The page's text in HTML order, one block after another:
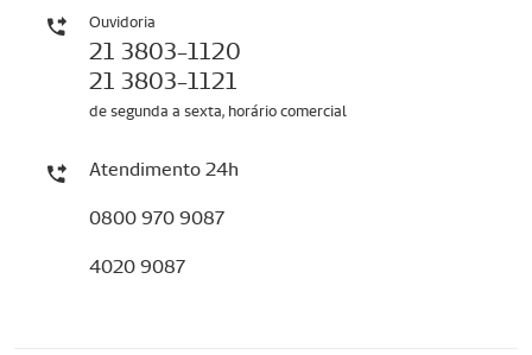
Ouvidoria
21 3803-1120
21 3803-1121
de segunda a sexta, horário comercial
Atendimento 24h
0800 970 9087
4020 9087